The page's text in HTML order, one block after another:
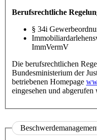
Berufsrechtliche
§ 34i
ImmVermV
Die berufsrechtlichen
Bundesministerium der
betriebenen Homepage
eingesehen und abgerufen